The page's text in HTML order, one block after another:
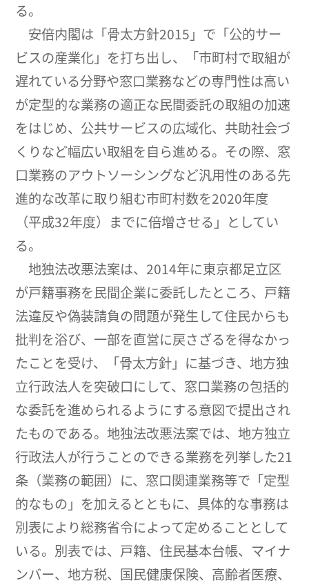
る。
安倍内閣は「骨太方針2015」で「公的サー
ビスの産業化」を打ち出し、「市町村で取組が
遅れている分野や窓口業務などの専門性は高い
が定型的な業務の適正な民間委託の取組の加速
をはじめ、公共サービスの広域化、共助社会づ
くりなど幅広い取組を自ら進める。その際、窓
口業務のアウトソーシングなど汎用性のある先
進的な改革に取り組む市町村数を2020年度
（平成32年度）までに倍増させる」としてい
る。
地独法改悪法案は、2014年に東京都足立区
が戸籍事務を民間企業に委託したところ、戸籍
法違反や偽装請負の問題が発生して住民からも
批判を浴び、一部を直営に戻さざるを得なかっ
たことを受け、「骨太方針」に基づき、地方独
立行政法人を突破口にして、窓口業務の包括的
な委託を進められるようにする意図で提出され
たものである。地独法改悪法案では、地方独立
行政法人が行うことのできる業務を列挙した21
条（業務の範囲）に、窓口関連業務等で「定型
的なもの」を加えるとともに、具体的な事務は
別表により総務省令によって定めることとして
いる。別表では、戸籍、住民基本台帳、マイナ
ンバー、地方税、国民健康保険、高齢者医療、